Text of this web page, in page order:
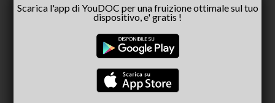
Capria
Scarica l'app di YouDOC per una fruizione ottimale sul tuo
dispositivo, e' gratis !